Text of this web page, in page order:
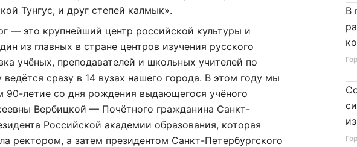
Тунгус, и друг степей калмык».
— это крупнейший центр российской культуры и
из главных в стране центров изучения русского
учёных, преподавателей и школьных учителей по
ведётся сразу в 14 вузах нашего города. В этом году мы
90-летие со дня рождения выдающегося учёного
Вербицкой — Почётного гражданина Санкт-
Российской академии образования, которая
ректором, а затем президентом Санкт-Петербургского
В